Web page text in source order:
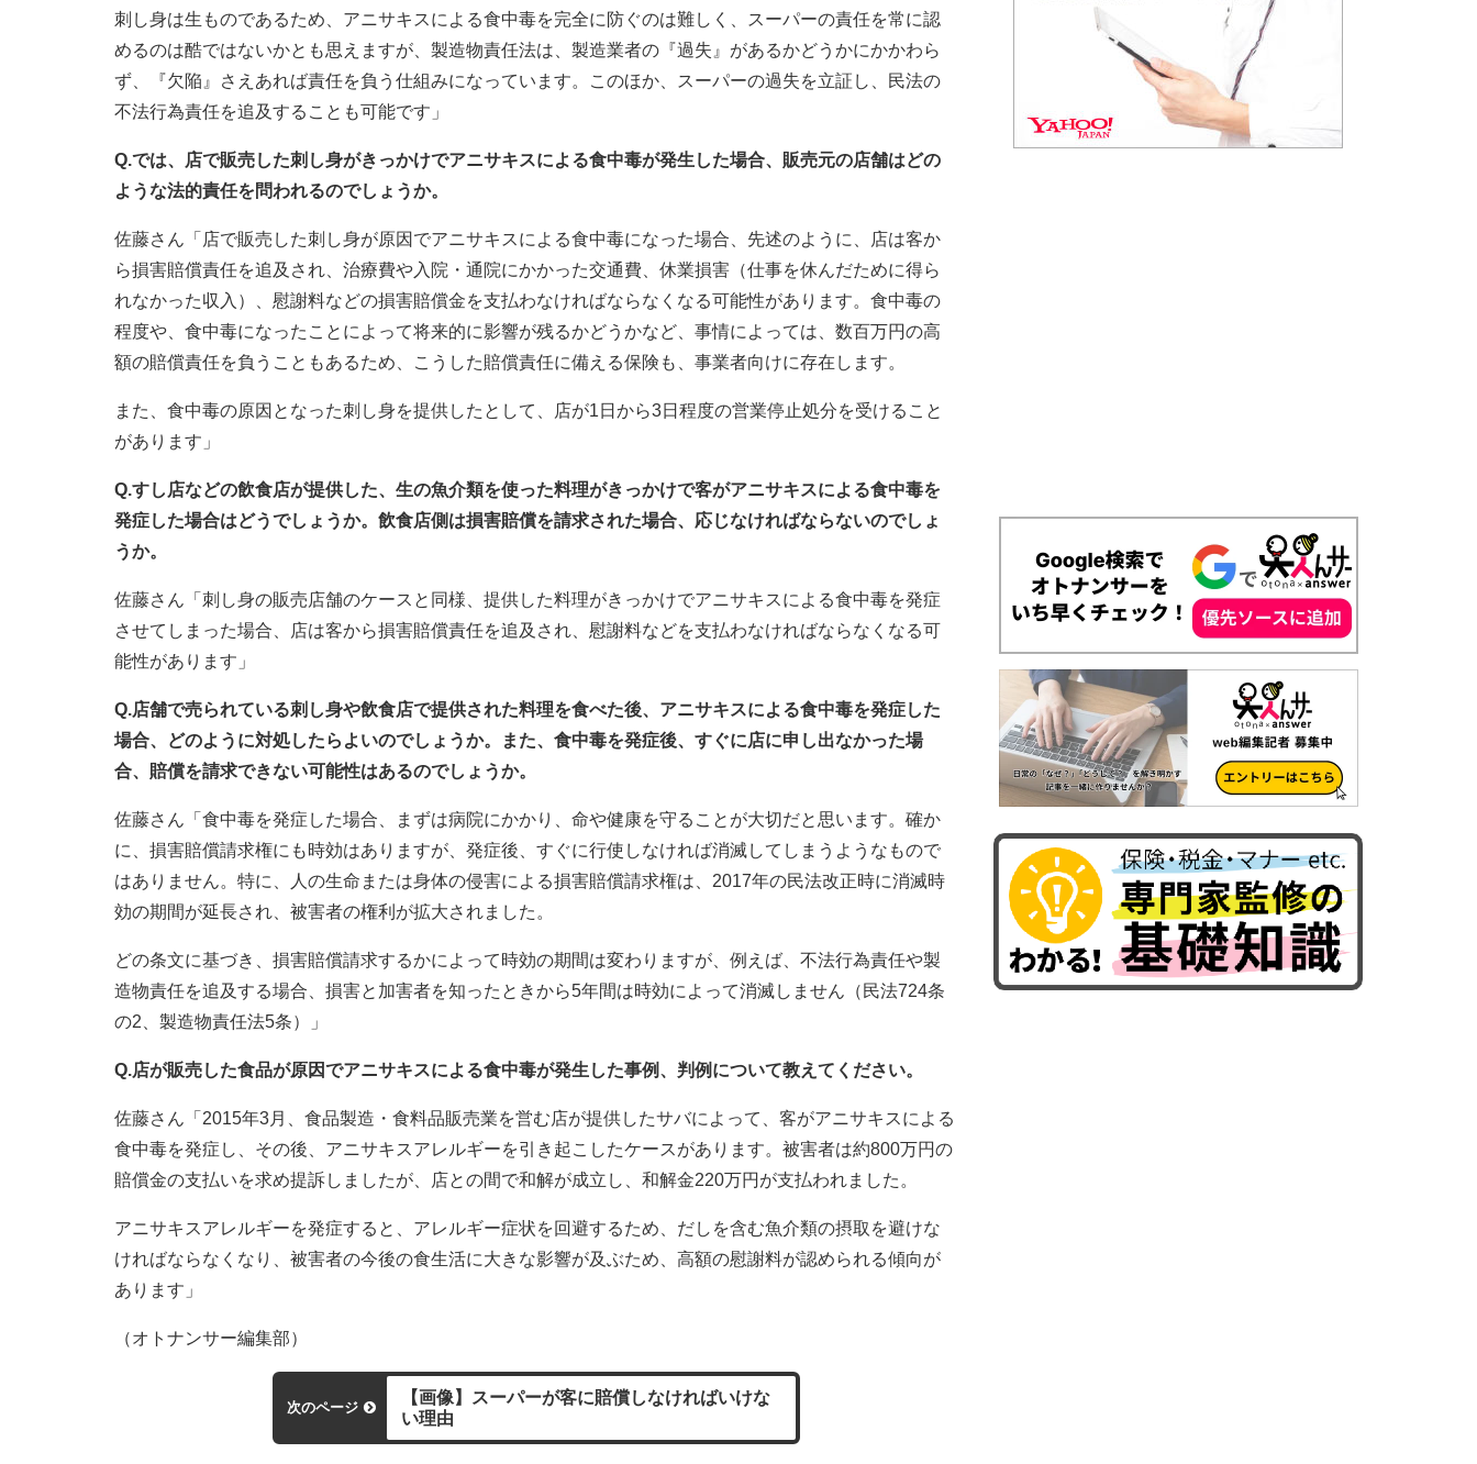
刺し身は生ものであるため、アニサキスによる食中毒を完全に防ぐのは難しく、スーパーの責任を常に認
めるのは酷ではないかとも思えますが、製造物責任法は、製造業者の『過失』があるかどうかにかかわら
ず、『欠陥』さえあれば責任を負う仕組みになっています。このほか、スーパーの過失を立証し、民法の
不法行為責任を追及することも可能です」
Q.では、店で販売した刺し身がきっかけでアニサキスによる食中毒が発生した場合、販売元の店舗はどの
ような法的責任を問われるのでしょうか。
佐藤さん「店で販売した刺し身が原因でアニサキスによる食中毒になった場合、先述のように、店は客か
ら損害賠償責任を追及され、治療費や入院・通院にかかった交通費、休業損害（仕事を休んだために得ら
れなかった収入）、慰謝料などの損害賠償金を支払わなければならなくなる可能性があります。食中毒の
程度や、食中毒になったことによって将来的に影響が残るかどうかなど、事情によっては、数百万円の高
額の賠償責任を負うこともあるため、こうした賠償責任に備える保険も、事業者向けに存在します。
また、食中毒の原因となった刺し身を提供したとして、店が1日から3日程度の営業停止処分を受けること
があります」
Q.すし店などの飲食店が提供した、生の魚介類を使った料理がきっかけで客がアニサキスによる食中毒を
発症した場合はどうでしょうか。飲食店側は損害賠償を請求された場合、応じなければならないのでしょ
うか。
佐藤さん「刺し身の販売店舗のケースと同様、提供した料理がきっかけでアニサキスによる食中毒を発症
させてしまった場合、店は客から損害賠償責任を追及され、慰謝料などを支払わなければならなくなる可
能性があります」
Q.店舗で売られている刺し身や飲食店で提供された料理を食べた後、アニサキスによる食中毒を発症した
場合、どのように対処したらよいのでしょうか。また、食中毒を発症後、すぐに店に申し出なかった場
合、賠償を請求できない可能性はあるのでしょうか。
佐藤さん「食中毒を発症した場合、まずは病院にかかり、命や健康を守ることが大切だと思います。確か
に、損害賠償請求権にも時効はありますが、発症後、すぐに行使しなければ消滅してしまうようなもので
はありません。特に、人の生命または身体の侵害による損害賠償請求権は、2017年の民法改正時に消滅時
効の期間が延長され、被害者の権利が拡大されました。
どの条文に基づき、損害賠償請求するかによって時効の期間は変わりますが、例えば、不法行為責任や製
造物責任を追及する場合、損害と加害者を知ったときから5年間は時効によって消滅しません（民法724条
の2、製造物責任法5条）」
Q.店が販売した食品が原因でアニサキスによる食中毒が発生した事例、判例について教えてください。
佐藤さん「2015年3月、食品製造・食料品販売業を営む店が提供したサバによって、客がアニサキスによる
食中毒を発症し、その後、アニサキスアレルギーを引き起こしたケースがあります。被害者は約800万円の
賠償金の支払いを求め提訴しましたが、店との間で和解が成立し、和解金220万円が支払われました。
アニサキスアレルギーを発症すると、アレルギー症状を回避するため、だしを含む魚介類の摂取を避けな
ければならなくなり、被害者の今後の食生活に大きな影響が及ぶため、高額の慰謝料が認められる傾向が
あります」
（オトナンサー編集部）
次のページ
【画像】スーパーが客に賠償しなければいけな
い理由